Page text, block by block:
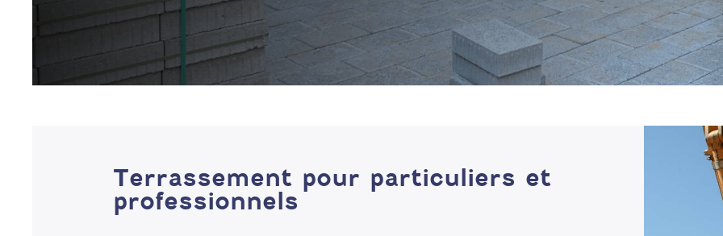
Terrassement pour particuliers et
professionnels